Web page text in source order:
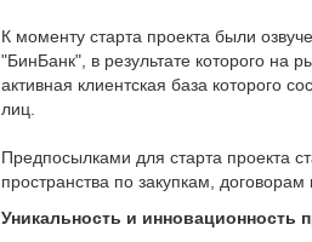
К моменту старта проекта были
"БинБанк", в результате которого на
активная клиентская база которого
лиц.
Предпосылками для старта проекта
пространства по закупкам,
Уникальность и инновационность